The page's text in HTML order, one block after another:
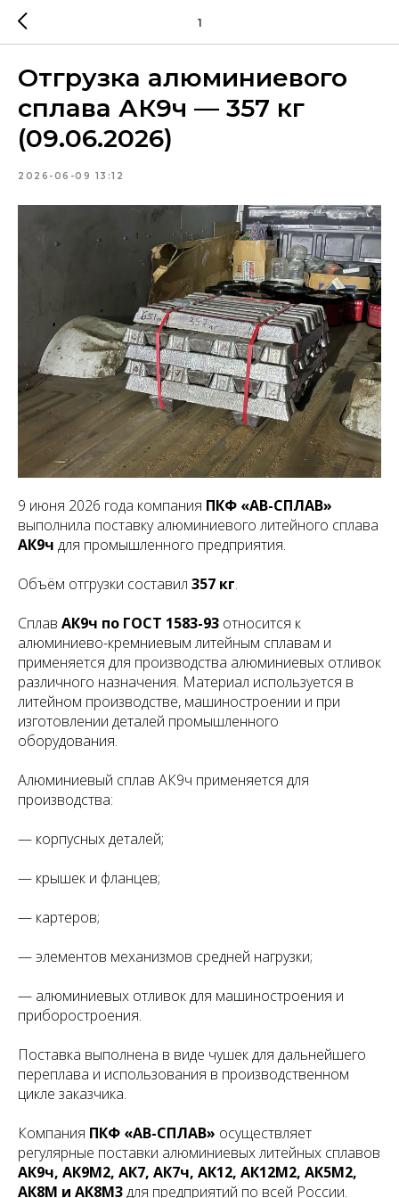
1
Отгрузка алюминиевого
сплава АК9ч — 357 кг
(09.06.2026)
2026-06-09 13:12
9 июня 2026 года компания ПКФ «АВ-СПЛАВ»
выполнила поставку алюминиевого литейного сплава
АК9ч для промышленного предприятия.
Объём отгрузки составил 357 кг.
Сплав АК9ч по ГОСТ 1583-93 относится к
алюминиево-кремниевым литейным сплавам и
применяется для производства алюминиевых отливок
различного назначения. Материал используется в
литейном производстве, машиностроении и при
изготовлении деталей промышленного
оборудования.
Алюминиевый сплав АК9ч применяется для
производства:
— корпусных деталей;
— крышек и фланцев;
— картеров;
— элементов механизмов средней нагрузки;
— алюминиевых отливок для машиностроения и
приборостроения.
Поставка выполнена в виде чушек для дальнейшего
переплава и использования в производственном
цикле заказчика.
Компания ПКФ «АВ-СПЛАВ» осуществляет
регулярные поставки алюминиевых литейных сплавов
АК9ч, АК9М2, АК7, АК7ч, АК12, АК12М2, АК5М2,
АК8М и АК8М3для предприятий по всей России.